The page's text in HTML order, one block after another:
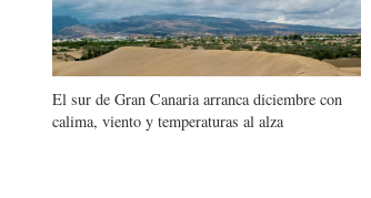
El sur de Gran Canaria arranca diciembre con
calima, viento y temperaturas al alza